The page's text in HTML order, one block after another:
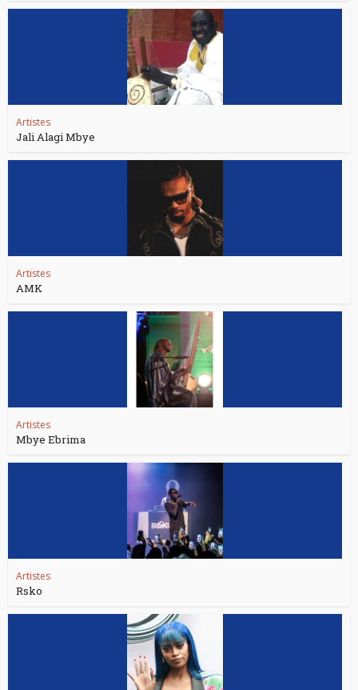
Artistes
Jali Alagi Mbye
Artistes
AMK
Artistes
Mbye Ebrima
Artistes
Rsko